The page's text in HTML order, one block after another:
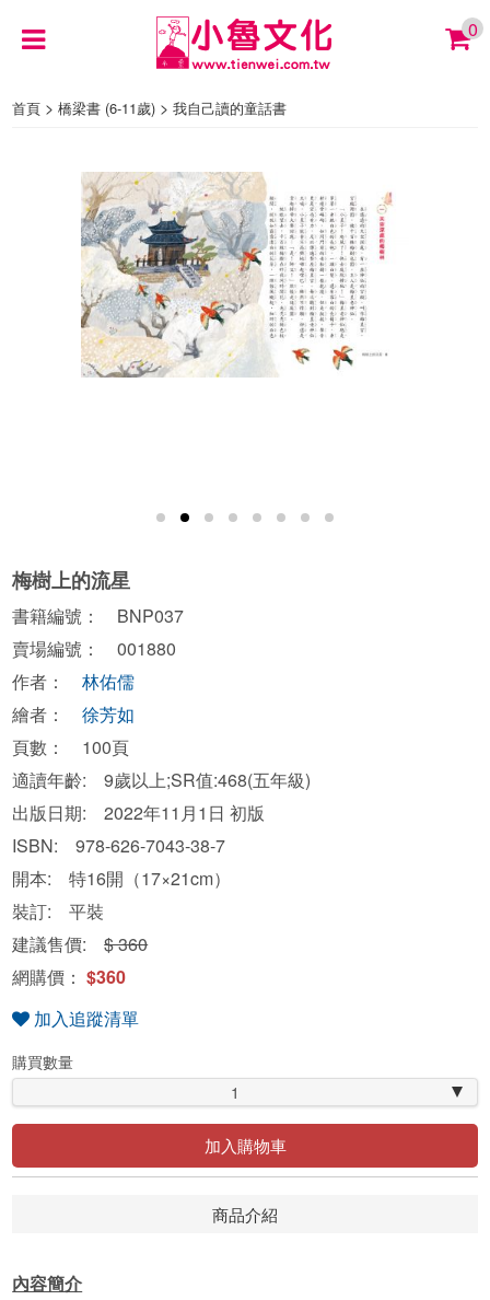
0
首頁 >橋梁書 (6-11歲) >我自己讀的童話書
梅樹上的流星
書籍編號： BNP037
賣場編號： 001880
作者：林佑儒
繪者：徐芳如
頁數： 100頁
適讀年齡: 9歲以上;SR值:468(五年級)
出版日期: 2022年11月1日 初版
ISBN: 978-626-7043-38-7
開本: 特16開（17×21cm）
裝訂: 平裝
建議售價:$ 360
網購價：$360
加入追蹤清單
購買數量
1
加入購物車
商品介紹
內容簡介